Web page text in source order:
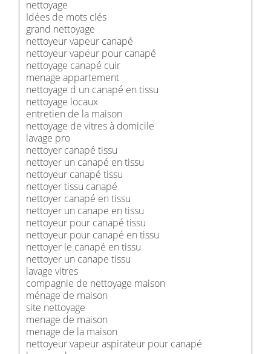
nettoyage
Idées de mots clés
grand nettoyage
nettoyeur vapeur canapé
nettoyeur vapeur pour canapé
nettoyage canapé cuir
menage appartement
nettoyage d un canapé en tissu
nettoyage locaux
entretien de la maison
nettoyage de vitres à domicile
lavage pro
nettoyer canapé tissu
nettoyer un canapé en tissu
nettoyeur canapé tissu
nettoyer tissu canapé
nettoyer canapé en tissu
nettoyer un canape en tissu
nettoyeur pour canapé tissu
nettoyeur pour canapé en tissu
nettoyer le canapé en tissu
nettoyer un canape tissu
lavage vitres
compagnie de nettoyage maison
ménage de maison
site nettoyage
menage de maison
menage de la maison
nettoyeur vapeur aspirateur pour canapé